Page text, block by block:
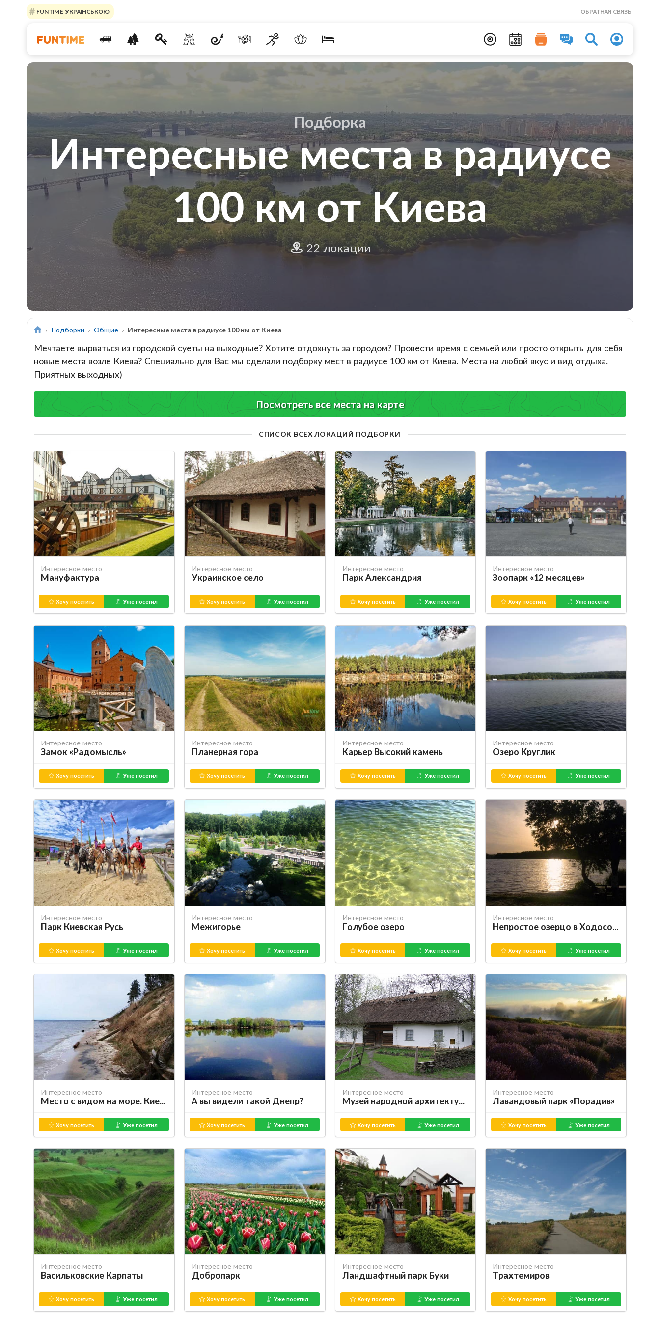
FUNTIME УКРАЇНСЬКОЮ ОБРАТНАЯ СВЯЗЬ
Подборка
Интересные места в радиусе
100 км от Киева
22 локации
Подборки Общие Интересные места в радиусе 100 км от Киева
Мечтаете вырваться из городской суеты на выходные? Хотите отдохнуть за городом? Провести время с семьей или просто открыть для себя
новые места возле Киева? Специально для Вас мы сделали подборку мест в радиусе 100 км от Киева. Места на любой вкус и вид отдыха.
Приятных выходных)
Посмотреть все места на карте
СПИСОК ВСЕХ ЛОКАЦИЙ ПОДБОРКИ
Интересное место
Мануфактура
Хочу посетить Уже посетил
Интересное место
Украинское село
Хочу посетить Уже посетил
Интересное место
Парк Александрия
Хочу посетить Уже посетил
Интересное место
Зоопарк «12 месяцев»
Хочу посетить Уже посетил
Интересное место
Замок «Радомысль»
Хочу посетить Уже посетил
Интересное место
Планерная гора
Хочу посетить Уже посетил
Интересное место
Карьер Высокий камень
Хочу посетить Уже посетил
Интересное место
Озеро Круглик
Хочу посетить Уже посетил
Интересное место
Парк Киевская Русь
Хочу посетить Уже посетил
Интересное место
Межигорье
Хочу посетить Уже посетил
Интересное место
Голубое озеро
Хочу посетить Уже посетил
Интересное место
Непростое озерцо в Ходосовке
Хочу посетить Уже посетил
Интересное место
Место с видом на море. Киевское море
Хочу посетить Уже посетил
Интересное место
А вы видели такой Днепр?
Хочу посетить Уже посетил
Интересное место
Музей народной архитектуры и быта Среднего Поднепровья
Хочу посетить Уже посетил
Интересное место
Лавандовый парк «Порадив»
Хочу посетить Уже посетил
Интересное место
Васильковские Карпаты
Хочу посетить Уже посетил
Интересное место
Добропарк
Хочу посетить Уже посетил
Интересное место
Ландшафтный парк Буки
Хочу посетить Уже посетил
Интересное место
Трахтемиров
Хочу посетить Уже посетил